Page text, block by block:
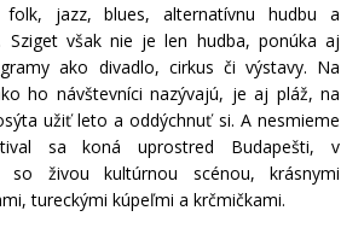
jazz, blues, alternatívnu hudbu a
Sziget však nie je len hudba, ponúka aj
ako divadlo, cirkus či výstavy. Na
ho návštevníci nazývajú, je aj pláž, na
užiť leto a oddýchnuť si. A nesmieme
sa koná uprostred Budapešti, v
so živou kultúrnou scénou, krásnymi
tureckými kúpeľmi a krčmičkami.